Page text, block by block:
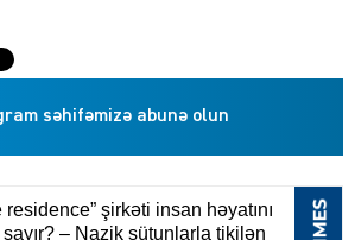
səhifəmizə abunə olun